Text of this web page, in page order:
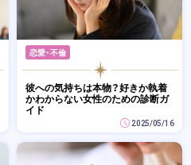
恋愛・不倫
彼への気持ちは本物？好きか執着
かわからない女性のための診断ガ
イド
2025/05/16